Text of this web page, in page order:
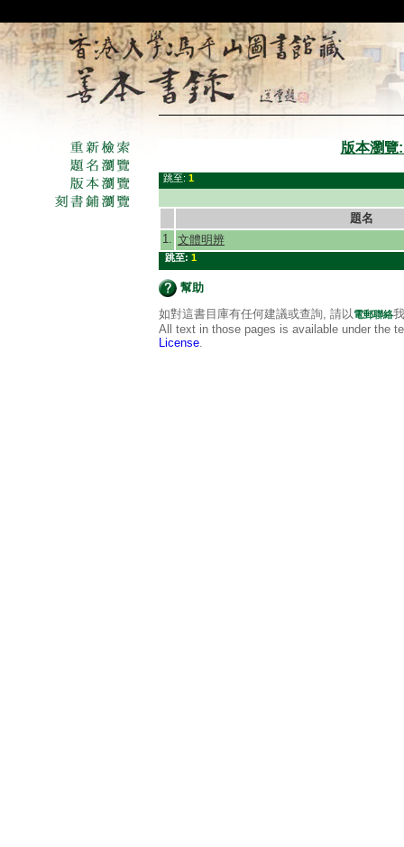
版本瀏覽
跳至: 1
題名
1. 文體明辨
跳至: 1
幫助
如對這書目庫有任何建議或查詢, 請以電郵聯絡
All text in those pages is available under the
License.